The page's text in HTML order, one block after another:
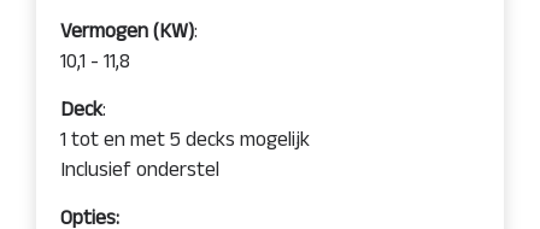
Vermogen (KW):
10,1 - 11,8
Deck:
1 tot en met 5 decks mogelijk
Inclusief onderstel
Opties: